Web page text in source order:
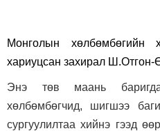
Монголын хөлбөмбөгийн
хариуцсан захирал Ш.Отгон-
Энэ төв маань
хөлбөмбөгчид, шигшээ
сургуулилтаа хийнэ гээд